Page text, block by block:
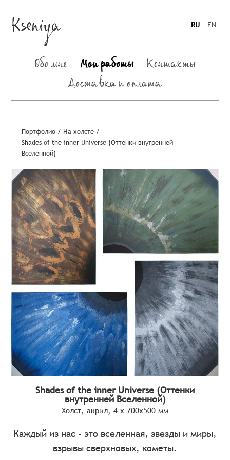
Kseniya RU EN
Обо мне Мои работы Контакты
Доставка и оплата
Портфолио / На холсте /
Shades of the inner Universe (Оттенки внутренней
Вселенной)
Shades of the inner Universe (Оттенки
внутренней Вселенной)
Холст, акрил, 4 х 700х500 мм
Каждый из нас - это вселенная, звезды и миры,
взрывы сверхновых, кометы.